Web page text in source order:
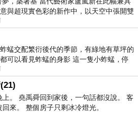
與超現實色彩的新作中，以天空中張開雙
形象與地面上聚集的人群對話，
蜢交配繁衍後代的季節，有綠地有草坪的
可以看見蚱蜢的身影 這一隻小蚱蜢，停
，怎麼樣小心驅趕，都無動
。 堯禹舜回到家後，一句話都沒說。 客
來。 整個房子只剩冰冷燈光。